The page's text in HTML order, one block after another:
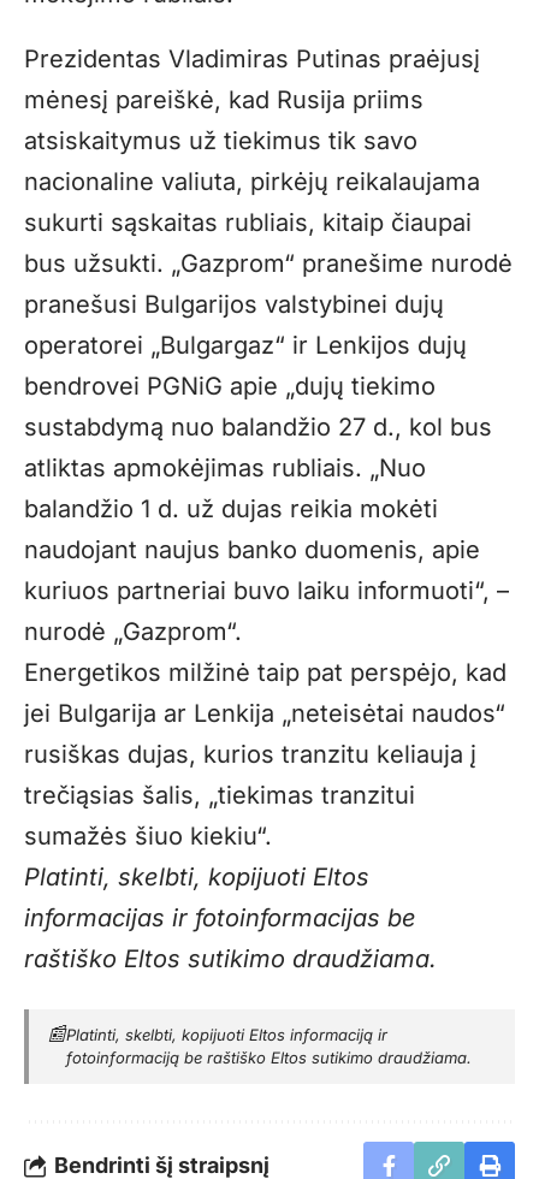
Prezidentas Vladimiras Putinas praėjusį
mėnesį pareiškė, kad Rusija priims
atsiskaitymus už tiekimus tik savo
nacionaline valiuta, pirkėjų reikalaujama
sukurti sąskaitas rubliais, kitaip čiaupai
bus užsukti. „Gazprom“ pranešime nurodė
pranešusi Bulgarijos valstybinei dujų
operatorei „Bulgargaz“ ir Lenkijos dujų
bendrovei PGNiG apie „dujų tiekimo
sustabdymą nuo balandžio 27 d., kol bus
atliktas apmokėjimas rubliais. „Nuo
balandžio 1 d. už dujas reikia mokėti
naudojant naujus banko duomenis, apie
kuriuos partneriai buvo laiku informuoti“, –
nurodė „Gazprom“.
Energetikos milžinė taip pat perspėjo, kad
jei Bulgarija ar Lenkija „neteisėtai naudos“
rusiškas dujas, kurios tranzitu keliauja į
trečiąsias šalis, „tiekimas tranzitui
sumažės šiuo kiekiu“.
Platinti, skelbti, kopijuoti Eltos
informacijas ir fotoinformacijas be
raštiško Eltos sutikimo draudžiama.
📰Platinti, skelbti, kopijuoti Eltos informaciją ir
fotoinformaciją be raštiško Eltos sutikimo draudžiama.
Bendrinti šį straipsnį